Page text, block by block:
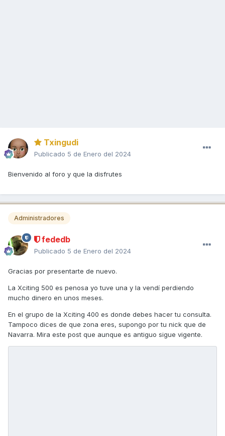
Txingudi
Publicado 5 de Enero del 2024
Bienvenido al foro y que la disfrutes
Administradores
fededb
Publicado 5 de Enero del 2024
Gracias por presentarte de nuevo.
La Xciting 500 es penosa yo tuve una y la vendí perdiendo
mucho dinero en unos meses.
En el grupo de la Xciting 400 es donde debes hacer tu consulta.
Tampoco dices de que zona eres, supongo por tu nick que de
Navarra. Mira este post que aunque es antiguo sigue vigente.